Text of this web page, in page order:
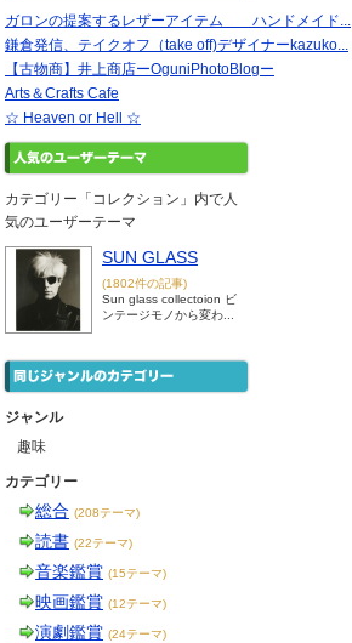
ガロンの提案するレザーアイテム ハンドメイド...
鎌倉発信、テイクオフ（take off)デザイナーkazuko...
【古物商】井上商店ーOguniPhotoBlogー
Arts＆Crafts Cafe
☆ Heaven or Hell ☆
カテゴリー「コレクション」内で人
気のユーザーテーマ
SUN GLASS
(1802件の記事)
Sun glass collectoion ビ
ンテージモノから変わ...
ジャンル
趣味
カテゴリー
総合 (208テーマ)
読書 (22テーマ)
音楽鑑賞 (15テーマ)
映画鑑賞 (12テーマ)
演劇鑑賞 (24テーマ)